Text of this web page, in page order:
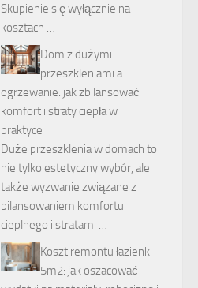
Skupienie się wyłącznie na
kosztach …
Dom z dużymi
przeszkleniami a
ogrzewanie: jak zbilansować
komfort i straty ciepła w
praktyce
Duże przeszklenia w domach to
nie tylko estetyczny wybór, ale
także wyzwanie związane z
bilansowaniem komfortu
cieplnego i stratami …
Koszt remontu łazienki
5m2: jak oszacować